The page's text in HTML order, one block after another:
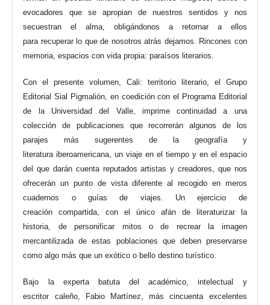
evocadores que se apropian de nuestros sentidos y nos
secuestran el alma, obligándonos a retornar a ellos
para recuperar lo que de nosotros atrás dejamos. Rincones con
memoria, espacios con vida propia: paraísos literarios.
Con el presente volumen, Cali: territorio literario, el Grupo
Editorial Sial Pigmalión, en coedición con el Programa Editorial
de la Universidad del Valle, imprime continuidad a una
colección de publicaciones que recorrerán algunos de los
parajes más sugerentes de la geografía y
literatura iberoamericana, un viaje en el tiempo y en el espacio
del que darán cuenta reputados artistas y creadores, que nos
ofrecerán un punto de vista diferente al recogido en meros
cuadernos o guías de viajes. Un ejercicio de
creación compartida, con el único afán de literaturizar la
historia, de personificar mitos o de recrear la imagen
mercantilizada de estas poblaciones que deben preservarse
como algo más que un exótico o bello destino turístico.
Bajo la experta batuta del académico, intelectual y
escritor caleño, Fabio Martínez, más cincuenta excelentes